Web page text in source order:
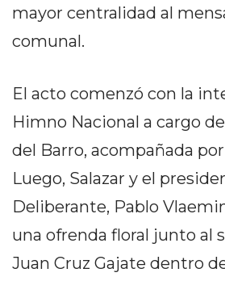
CÓMO ORGANIZAR LOS
PEDIDOS DE DELIVERY
POR WHATSAPP SIN QUE
SE TE PIERDA NINGUNO
AYUDA
TÉRMINOS
Y
mayor centralidad al
comunal.
El acto comenzó con la
Himno Nacional a cargo
del Barro, acompañada
Luego, Salazar y el
Deliberante, Pablo
una ofrenda floral junto al
Juan Cruz Gajate dentro